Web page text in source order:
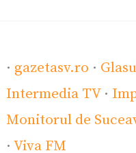
· gazetasv.ro ·
Intermedia TV·
Monitorul de
·Viva FM